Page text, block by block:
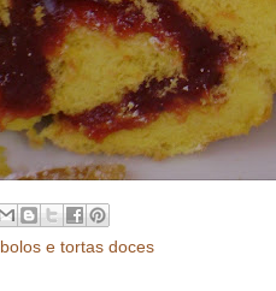
bolos e tortas doces